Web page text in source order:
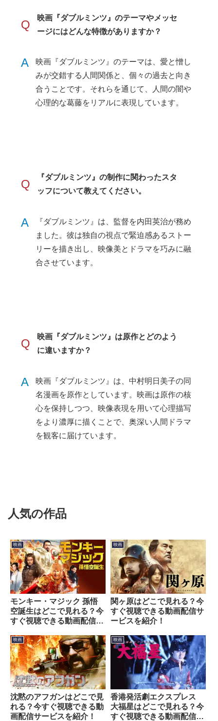
Q
映画『ダブルミンツ』のテーマやメッセ
ージにはどんな特徴がありますか？
A
映画『ダブルミンツ』のテーマは、愛と憎し
みが交錯する人間関係と、個々の過去と向き
合うことです。それらを通じて、人間の闇や
心理的な葛藤をリアルに表現しています。
Q
『ダブルミンツ』の制作に関わったスタ
ッフについて教えてください。
A
『ダブルミンツ』は、監督を内田英治が務め
ました。彼は独自の視点で緊迫感あるストー
リーを描き出し、映像美とドラマを巧みに融
合させています。
Q
映画『ダブルミンツ』は原作とどのよう
に違いますか？
A
映画『ダブルミンツ』は、中村明日美子の同
名漫画を原作としています。映画は原作の核
心を保持しつつ、映像表現を用いて心理描写
をより濃厚に描くことで、奥深い人間ドラマ
を観客に届けています。
人気の作品
映画
モンキー・マジック 孫悟
空誕生はどこで見れる？今
すぐ視聴できる動画配信サ
映画
関ヶ原はどこで見れる？今
すぐ視聴できる動画配信サ
ービスを紹介！
映画
沈黙のアフガンはどこで見
れる？今すぐ視聴できる動
画配信サービスを紹介！
映画
香港発活劇エクスプレス
大福星はどこで見れる？今
すぐ視聴できる動画配信サ